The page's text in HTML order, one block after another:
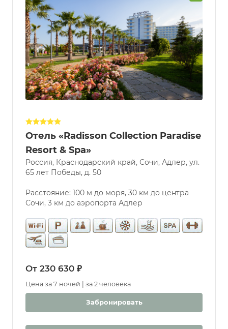
Сбросить фильтр
Рейтинг
Превосходно
Отлично
Очень
хорошо
Хорошо
Нормально
Услуги
Бассейн
Парковка
животные
Бассейн
Крытый
водой
Дети
Детская
комната
Отель «Radisson Collection Paradise
Resort & Spa»
Россия, Краснодарский край, Сочи, Адлер, ул.
65 лет Победы, д. 50
Расстояние: 100 м до моря, 30 км до центра
Сочи, 3 км до аэропорта Адлер
От 230 630 ₽
Цена за 7 ночей | за 2 человека
Забронировать